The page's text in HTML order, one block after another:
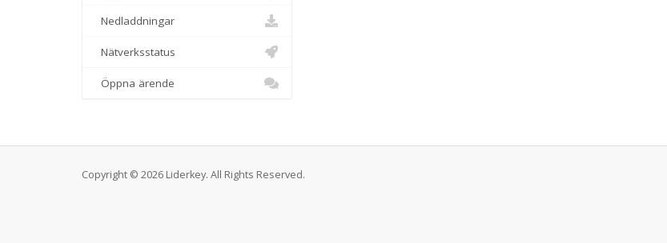
Nedladdningar
Nätverksstatus
Öppna ärende
Copyright © 2026 Liderkey. All Rights Reserved.